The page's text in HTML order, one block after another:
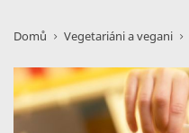
Domů Vegetariáni a vegani